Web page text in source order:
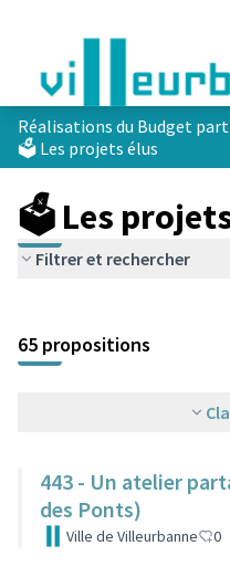
Réalisations du Budget
🗳️ Les projets élus
🗳️ Les
Filtrer et rechercher
+
−
65 propositions
443 - Un atelier
des Ponts)
Ville de Villeurbanne 0